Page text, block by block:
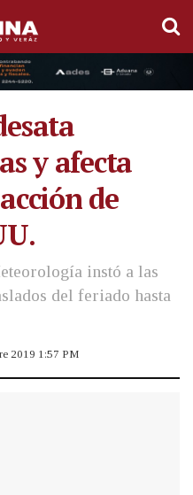
y afecta
de
instó a las
del feriado hasta
2019 1:57 PM